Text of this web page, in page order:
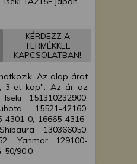
kistraktor
Iseki TA230F japán
Iseki TA235F japán
kistraktor
Iseki TA247F japán
kistraktor
Iseki TA250F japán
kistraktor
Iseki TA255F japán
KÉRDEZZ A
TERMÉKKEL
KAPCSOLATBAN!
Az alap árat
3-et kap". Az ár az
151310232900,
15521-42160,
4301-0, 16665-4316-
130366050,
Yanmar 129100-
50/90.0